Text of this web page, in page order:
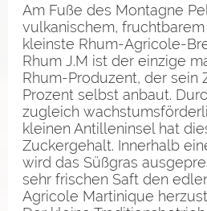
Am Fuße des Montagne
vulkanischem,
kleinste Rhum-Agricole-
Rhum J.M ist der einzige
Rhum-Produzent, der sein
Prozent selbst anbaut.
zugleich
kleinen Antilleninsel hat
Zuckergehalt. Innerhalb
wird das Süßgras
sehr frischen Saft den
Agricole Martinique